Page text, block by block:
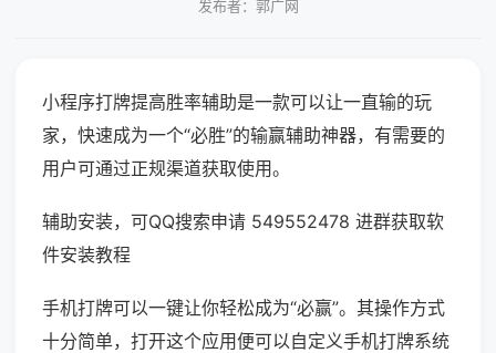
发布者：郭广网
小程序打牌提高胜率辅助是一款可以让一直输的玩
家，快速成为一个“必胜”的输赢辅助神器，有需要的
用户可通过正规渠道获取使用。
辅助安装，可QQ搜索申请 549552478 进群获取软
件安装教程
手机打牌可以一键让你轻松成为“必赢”。其操作方式
十分简单，打开这个应用便可以自定义手机打牌系统